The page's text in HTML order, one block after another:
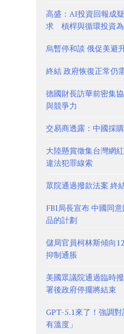
高盛：AI投資回報成
求 槓桿與循環投資
烏暫停和談 俄促美避
終結 政府恢復正常仍
德國財長訪華前密集
與競爭力
交易商透露：中國採
大陸懸賞徵集台灣網
違法犯罪線索
眾院通過撥款法案 終
FBI局長宣布 中國同
品的計劃
儲局官員柯林斯傾向
抑制通脹
美國眾議院通過臨時
署後政府停擺將結束
GPT-5.1來了！強調
有溫度」